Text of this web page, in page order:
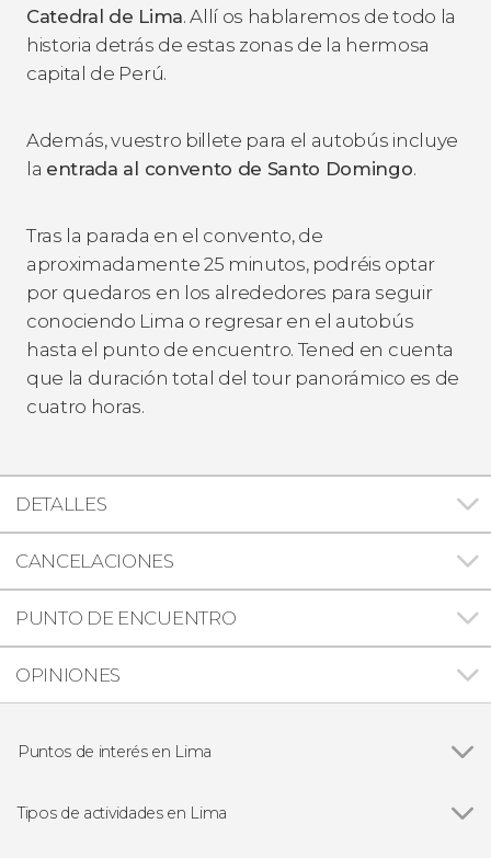
Catedral de Lima. Allí os hablaremos de todo la
historia detrás de estas zonas de la hermosa
capital de Perú.
Además, vuestro billete para el autobús incluye
la entrada al convento de Santo Domingo.
Tras la parada en el convento, de
aproximadamente 25 minutos, podréis optar
por quedaros en los alrededores para seguir
conociendo Lima o regresar en el autobús
hasta el punto de encuentro. Tened en cuenta
que la duración total del tour panorámico es de
cuatro horas.
DETALLES
CANCELACIONES
PUNTO DE ENCUENTRO
OPINIONES
Puntos de interés en Lima
Miraflores
Tipos de actividades en Lima